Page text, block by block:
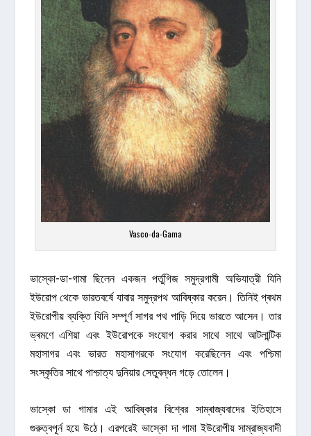
Vasco-da-Gama
ভাস্কো-ডা-গামা ছিলেন একজন পর্তুগিজ সমুদ্রগামী অভিযাত্রী যিনি
ইউরোপ থেকে ভারতবর্ষে যাবার সমুদ্রপথ আবিষ্কার করেন। তিনিই প্ৰথম
ইউরোপীয় ব্যক্তি যিনি সম্পূৰ্ণ সাগর পথ পাড়ি দিয়ে ভারতে আসেন। তার
ভ্ৰমণে এশিয়া এবং ইউরোপকে সংযোগ করার সাথে সাথে আটলান্টিক
মহাসাগর এবং ভারত মহাসাগরকে সংযোগ করেছিলেন এবং পশ্চিমা
সংস্কৃতির সাথে পাশ্চাত্য দুনিয়ার সেতুবন্ধন গড়ে তোলেন।
ভাস্কো ডা গামার এই আবিষ্কার বিশ্বের সাম্ৰাজ্যবাদের ইতিহাসে
গুরুত্বপূর্ন হয়ে উঠে। এরপরেই ভাস্কো দা গামা ইউরোপীয় সাম্রাজ্যবাদী